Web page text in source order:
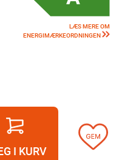
LÆS MERE OM
ENERGIMÆRKEORDNINGEN
I KURV